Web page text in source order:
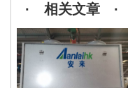
· 相关文章 ·